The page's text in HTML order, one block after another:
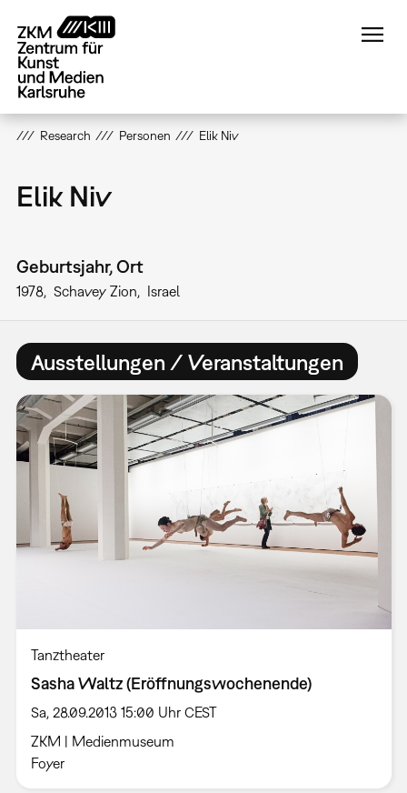
zum
Inhalt
Research Personen Elik Niv
Elik Niv
Geburtsjahr, Ort
1978 Schavey Zion Israel
Ausstellungen / Veranstaltungen
Tanztheater
Sasha Waltz (Eröffnungswochenende)
Sa, 28.09.2013 15:00 Uhr CEST
ZKM | Medienmuseum
Foyer